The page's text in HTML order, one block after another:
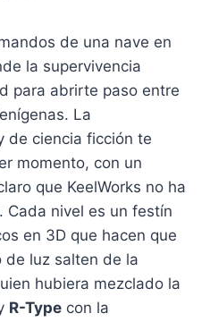
de una nave en
la supervivencia
para abrirte paso entre
La
de ciencia ficción te
momento, con un
que KeelWorks no ha
Cada nivel es un festín
en 3D que hacen que
de luz salten de la
hubiera mezclado la
R-Type con la